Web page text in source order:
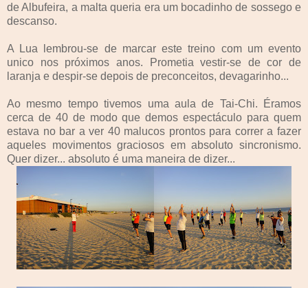
de Albufeira, a malta queria era um bocadinho de sossego e
descanso.
A Lua lembrou-se de marcar este treino com um evento
unico nos próximos anos. Prometia vestir-se de cor de
laranja e despir-se depois de preconceitos, devagarinho...
Ao mesmo tempo tivemos uma aula de Tai-Chi. Éramos
cerca de 40 de modo que demos espectáculo para quem
estava no bar a ver 40 malucos prontos para correr a fazer
aqueles movimentos graciosos em absoluto sincronismo.
Quer dizer... absoluto é uma maneira de dizer...